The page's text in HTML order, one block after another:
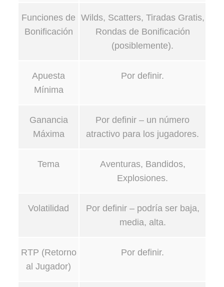
Funciones de
Bonificación
Wilds, Scatters, Tiradas Gratis,
Rondas de Bonificación
(posiblemente).
Apuesta
Mínima
Por definir.
Ganancia
Máxima
Por definir – un número
atractivo para los jugadores.
Tema
Aventuras, Bandidos,
Explosiones.
Volatilidad
Por definir – podría ser baja,
media, alta.
RTP (Retorno
al Jugador)
Por definir.